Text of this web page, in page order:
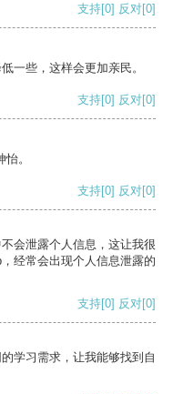
支持[0] 反对[0]
一些，这样会更加亲民。
支持[0] 反对[0]
。
支持[0] 反对[0]
会泄露个人信息，这让我很
经常会出现个人信息泄露的
支持[0] 反对[0]
学习需求，让我能够找到自